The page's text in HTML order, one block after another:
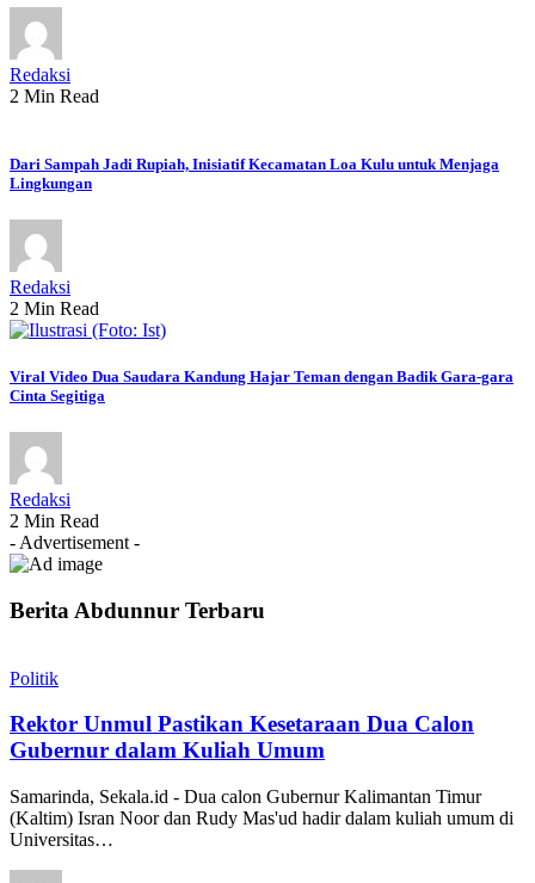
Redaksi
2 Min Read
Dari Sampah Jadi Rupiah, Inisiatif Kecamatan Loa Kulu untuk Menjaga
Lingkungan
Redaksi
2 Min Read
Viral Video Dua Saudara Kandung Hajar Teman dengan Badik Gara-gara
Cinta Segitiga
Redaksi
2 Min Read
- Advertisement -
Berita Abdunnur Terbaru
Politik
Rektor Unmul Pastikan Kesetaraan Dua Calon
Gubernur dalam Kuliah Umum
Samarinda, Sekala.id - Dua calon Gubernur Kalimantan Timur
(Kaltim) Isran Noor dan Rudy Mas'ud hadir dalam kuliah umum di
Universitas…